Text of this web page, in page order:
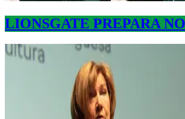
LIONSGATE PREPARA